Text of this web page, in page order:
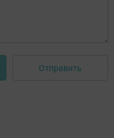
Отправить